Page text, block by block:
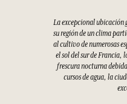
La excepcional ubicación
su región de un clima
al cultivo de numerosas
el sol del sur de Francia,
frescura nocturna
cursos de agua, la